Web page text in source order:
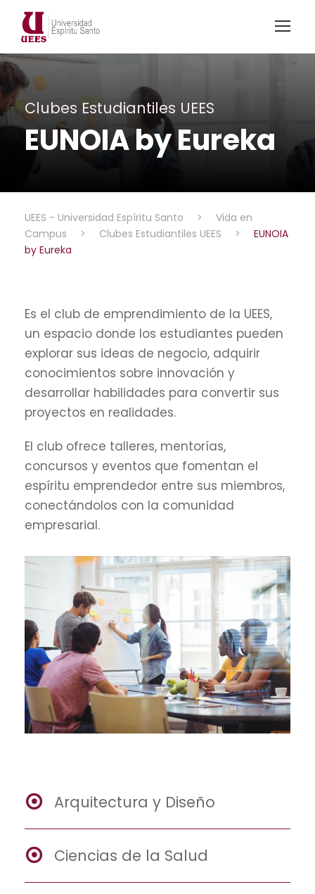
Clubes Estudiantiles UEES
EUNOIA by Eureka
UEES - Universidad Espíritu Santo >
Vida en
Campus
> Clubes Estudiantiles UEES >
EUNOIA
by Eureka
Es el club de emprendimiento de la UEES,
un espacio donde los estudiantes pueden
explorar sus ideas de negocio, adquirir
conocimientos sobre innovación y
desarrollar habilidades para convertir sus
proyectos en realidades.
El club ofrece talleres, mentorías,
concursos y eventos que fomentan el
espíritu emprendedor entre sus miembros,
conectándolos con la comunidad
empresarial.
Arquitectura y Diseño
Ciencias de la Salud